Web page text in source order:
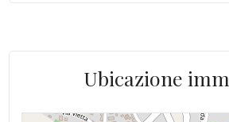
Ubicazione